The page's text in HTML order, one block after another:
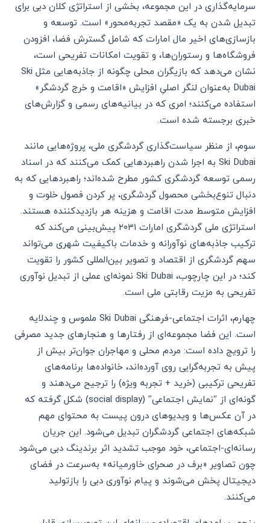
سرمایه‌گذاری در این مجموعه، بخشی از استراتژی کلان دبی برای
تبدیل شدن به یک «مقصد تجربه‌محور» است. توسعه و
بازسازی‌های اخیر مال امارات که شامل گسترش فضا، افزودن
فروشگاه‌ها و رستوران‌ها، و تقویت امکانات تفریحی است،
نشان می‌دهد که بازیگران محلی چگونه از جاذبه‌هایی مثل Ski
Dubai به‌عنوان لنگر اصلیِ افزایش «اقامت و خرج گردشگر»
استفاده می‌کنند؛ امری که در بیانیه‌های رسمی و گزارش‌های
خبری برجسته شده است.
سوم، از منظر سیاست‌گذاری گردشگری ملی، پروژه‌هایی مانند
Ski Dubai به اجرا شدن راهبردهایی کمک می‌کنند که در اسناد
رسمی توسعه گردشگری کشور مطرح شده‌اند؛ راهبردهایی که به
دنبال تنوع‌بخشی محصول گردشگری، پر کردن فصول خلوت و
افزایش متوسط مدت اقامت و هزینه هر بازدیدکننده هستند.
استراتژی ملی گردشگری امارات ۲۰۳۱ پیش‌بینی می‌کند که
ترکیب جاذبه‌های نوآورانه و خدمات باکیفیت شهری می‌تواند
سهم گردشگری از اقتصاد و تصویر بین‌المللی کشور را تقویت
کند؛ در این چارچوب، Ski Dubai نمونه‌ای عملی از تبدیل نوآوری
تفریحی به مزیت رقابتی ملی است.
چهارم، اثرات اجتماعی-فرهنگی Ski Dubai ملموس و چندلایه
است. این فضا مجموعه‌ای از رفتارها و هنجارهای جدید مصرفی
را ترویج داده است: مردم محلی و مهاجران جوان‌تر بیش از
پیش به تجربه‌گرایی روی آورده‌اند، خانواده‌ها برنامه‌های
تفریحی ترکیبی (خرید + تجربه ویژه) را ترجیح می‌دهند و
گونه‌ای از “نمایش اجتماعی” (social display) شکل گرفته که
در آن عکس‌ها و ویدیوهای درون پیست به محتوای مهم
شبکه‌های اجتماعی گردشگران تبدیل می‌شود. این جریان
رسانه‌ای-اجتماعی، خود موجب تشدید اثر برندینگ دبی می‌شود
چون تصاویر «برف در صحرای خاورمیانه» به‌سرعت در فضای
دیجیتال پخش می‌شوند و پیام نوآوری دبی را بازتولید
می‌کنند.